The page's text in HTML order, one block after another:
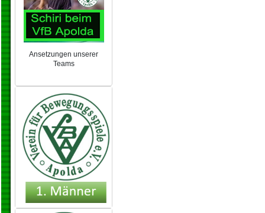
Ansetzungen unserer
Teams